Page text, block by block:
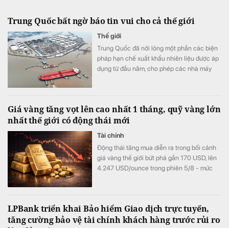
Trung Quốc bất ngờ báo tin vui cho cả thế giới
Thế giới
Trung Quốc đã nới lỏng một phần các biện
pháp hạn chế xuất khẩu nhiên liệu được áp
dụng từ đầu năm, cho phép các nhà máy
Giá vàng tăng vọt lên cao nhất 1 tháng, quỹ vàng lớn
nhất thế giới có động thái mới
Tài chính
Động thái tăng mua diễn ra trong bối cảnh
giá vàng thế giới bứt phá gần 170 USD, lên
4.247 USD/ounce trong phiên 5/8 - mức
LPBank triển khai Bảo hiểm Giao dịch trực tuyến,
tăng cường bảo vệ tài chính khách hàng trước rủi ro